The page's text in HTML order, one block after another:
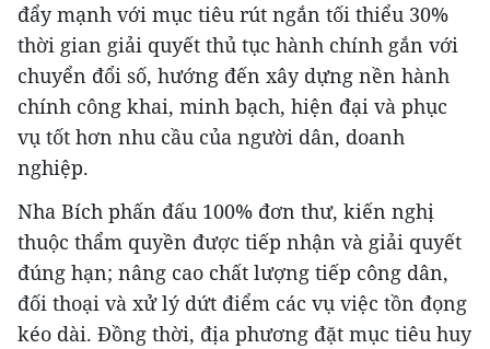
đẩy mạnh với mục tiêu rút ngắn tối thiểu 30%
thời gian giải quyết thủ tục hành chính gắn với
chuyển đổi số, hướng đến xây dựng nền hành
chính công khai, minh bạch, hiện đại và phục
vụ tốt hơn nhu cầu của người dân, doanh
nghiệp.
Nha Bích phấn đấu 100% đơn thư, kiến nghị
thuộc thẩm quyền được tiếp nhận và giải quyết
đúng hạn; nâng cao chất lượng tiếp công dân,
đối thoại và xử lý dứt điểm các vụ việc tồn đọng
kéo dài. Đồng thời, địa phương đặt mục tiêu huy